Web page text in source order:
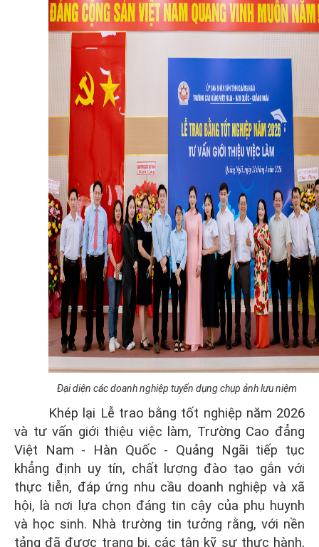
Đại diện các doanh nghiệp tuyển dụng chụp ảnh lưu niệm
Khép lại Lễ trao bằng tốt nghiệp năm 2026
và tư vấn giới thiệu việc làm, Trường Cao đẳng
Việt Nam - Hàn Quốc - Quảng Ngãi tiếp tục
khẳng định uy tín, chất lượng đào tạo gắn với
thực tiễn, đáp ứng nhu cầu doanh nghiệp và xã
hội, là nơi lựa chọn đáng tin cậy của phụ huynh
và học sinh. Nhà trường tin tưởng rằng, với nền
tảng đã được trang bị, các tân kỹ sư thực hành,